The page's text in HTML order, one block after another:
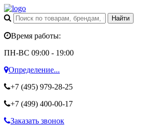
Время работы:
ПН-ВС 09:00 - 19:00
Определение...
+7 (495) 979-28-25
+7 (499) 400-00-17
Заказать звонок